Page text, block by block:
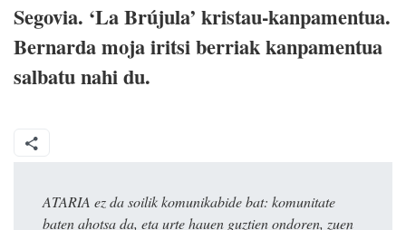
Segovia. ‘La Brújula’ kristau-kanpamentua.
Bernarda moja iritsi berriak kanpamentua
salbatu nahi du.
ATARIA ez da soilik komunikabide bat: komunitate
baten ahotsa da, eta urte hauen guztien ondoren, zuen